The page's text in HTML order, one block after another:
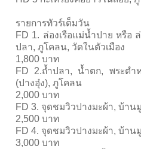
รายการทัวร์เต็มวัน
FD 1. ล่องเรือแม่น้ำปาย หรือ
ปลา, ภูโคลน, วัดในตัวเมือง
1,800 บาท
FD 2.ถ้ำปลา, น้ำตก, พระตำ
(ปางอุ๋ง), ภูโคลน
2,000 บาท
FD 3. จุดชมวิวปางมะผ้า, บ้า
2,500 บาท
FD 4. จุดชมวิวปางมะผ้า, บ้า
3,000 บาท